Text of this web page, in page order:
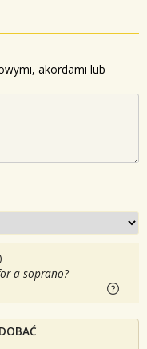
akordami lub
a soprano?